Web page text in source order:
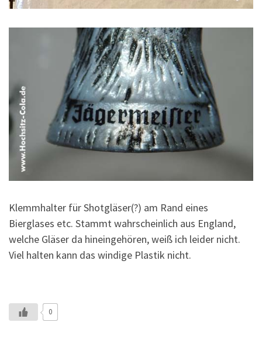
Klemmhalter für Shotgläser(?) am Rand eines
Bierglases etc. Stammt wahrscheinlich aus England,
welche Gläser da hineingehören, weiß ich leider nicht.
Viel halten kann das windige Plastik nicht.
0